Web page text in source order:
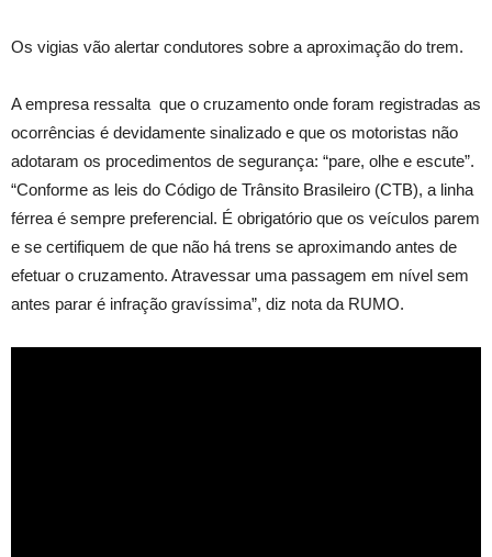
Os vigias vão alertar condutores sobre a aproximação do trem.
A empresa ressalta que o cruzamento onde foram registradas as
ocorrências é devidamente sinalizado e que os motoristas não
adotaram os procedimentos de segurança: “pare, olhe e escute”.
“Conforme as leis do Código de Trânsito Brasileiro (CTB), a linha
férrea é sempre preferencial. É obrigatório que os veículos parem
e se certifiquem de que não há trens se aproximando antes de
efetuar o cruzamento. Atravessar uma passagem em nível sem
antes parar é infração gravíssima”, diz nota da RUMO.